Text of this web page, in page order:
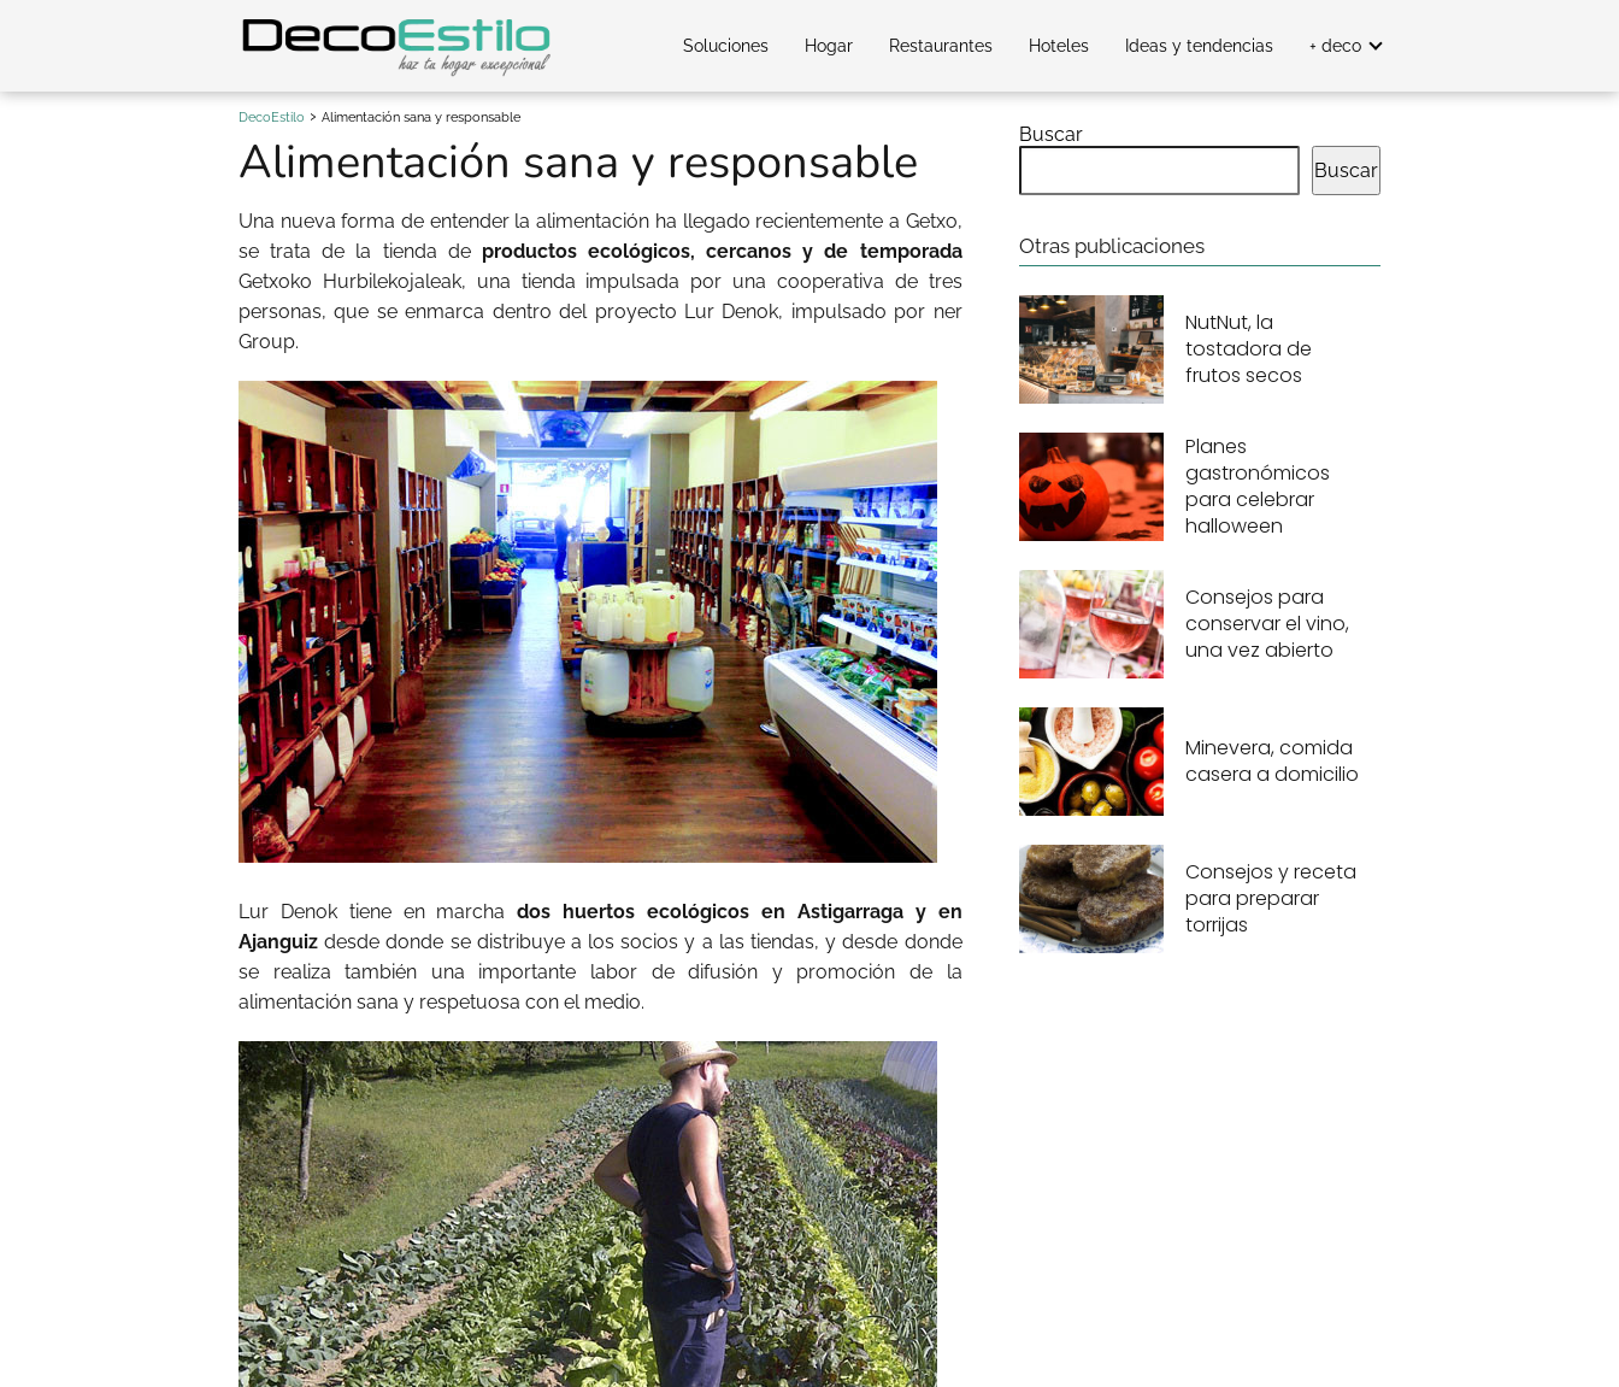
Soluciones Hogar Restaurantes Hoteles Ideas y tendencias + deco
DecoEstilo Alimentación sana y responsable
Alimentación sana y responsable
Una nueva forma de entender la alimentación ha llegado recientemente a Getxo,
se trata de la tienda de productos ecológicos, cercanos y de temporada
Getxoko Hurbilekojaleak, una tienda impulsada por una cooperativa de tres
personas, que se enmarca dentro del proyecto Lur Denok, impulsado por ner
Group.
Lur Denok tiene en marchados huertos ecológicos en Astigarraga y en
Ajanguiz desde donde se distribuye a los socios y a las tiendas, y desde donde
se realiza también una importante labor de difusión y promoción de la
alimentación sana y respetuosa con el medio.
Buscar
Buscar
Otras publicaciones
NutNut, la
tostadora de
frutos secos
Planes
gastronómicos
para celebrar
halloween
Consejos para
conservar el vino,
una vez abierto
Minevera, comida
casera a domicilio
Consejos y receta
para preparar
torrijas